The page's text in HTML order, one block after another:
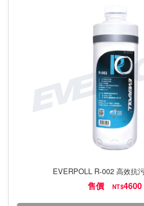
EVERPOLL R-002 高效抗
售價 NT$4600